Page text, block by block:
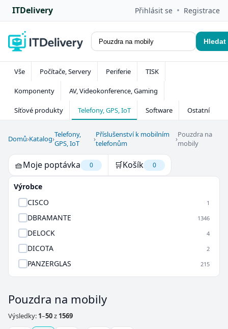
ITDelivery Přihlásit se • Registrace
Hledat
Vše Počítače, Servery Periferie TISK
Komponenty AV, Videokonference, Gaming
Síťové produkty Telefony, GPS, IoT Software Ostatní
Domů›Katalog›Telefony,
GPS, IoT
›Příslušenství k mobilním
telefonům
›Pouzdra na
mobily
🧺Moje poptávka 0 🛒Košík 0
Výrobce
CISCO
1
DBRAMANTE 1346
DELOCK 4
DICOTA 2
PANZERGLAS 215
Pouzdra na mobily
Výsledky: 1–50z 1569